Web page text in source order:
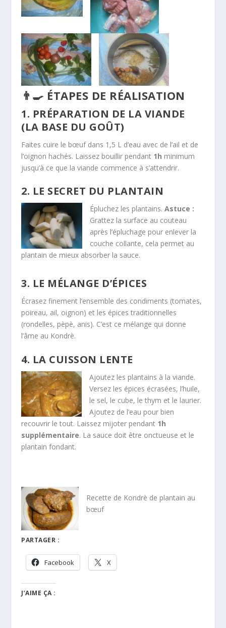
👨‍🍳 ÉTAPES DE RÉALISATION
1. PRÉPARATION DE LA VIANDE
(LA BASE DU GOÛT)
Faites cuire le bœuf dans 1,5 L d’eau avec de l’ail et de
l’oignon hachés. Laissez bouillir pendant 1h minimum
jusqu’à ce que la viande commence à s’attendrir.
2. LE SECRET DU PLANTAIN
Épluchez les plantains.Astuce :
Grattez la surface au couteau
après l’épluchage pour enlever la
couche collante, cela permet au
plantain de mieux absorber la sauce.
3. LE MÉLANGE D’ÉPICES
Écrasez finement l’ensemble des condiments (tomates,
poireau, ail, oignon) et les épices traditionnelles
(rondelles, pèpè, anis). C’est ce mélange qui donne
l’âme au Kondrè.
4. LA CUISSON LENTE
Ajoutez les plantains à la viande.
Versez les épices écrasées, l’huile,
le sel, le cube, le thym et le laurier.
Ajoutez de l’eau pour bien
recouvrir le tout. Laissez mijoter pendant 1h
supplémentaire. La sauce doit être onctueuse et le
plantain fondant.
Recette de Kondrè de plantain au
bœuf
PARTAGER :
Facebook X
J’AIME ÇA :